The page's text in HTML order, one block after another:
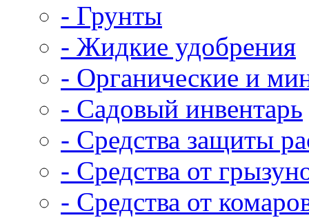
- Грунты
- Жидкие удобрения
- Органические и
- Садовый инвентарь
- Средства защиты
- Средства от
- Средства от